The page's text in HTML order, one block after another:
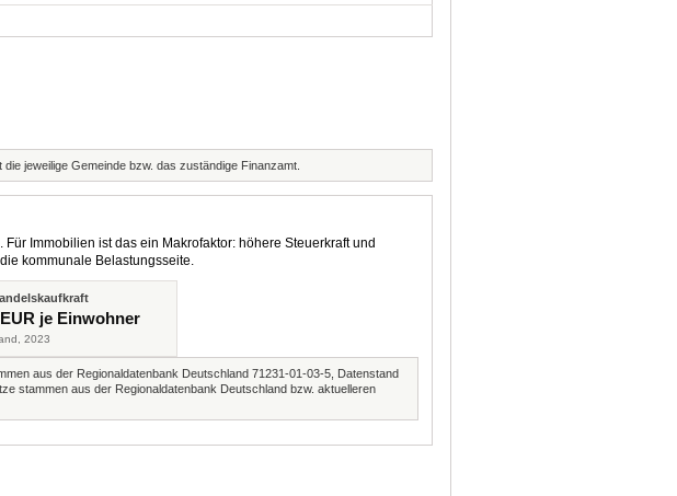
jeweilige Gemeinde bzw. das zuständige Finanzamt.
Immobilien ist das ein Makrofaktor: höhere Steuerkraft und
kommunale Belastungsseite.
je Einwohner
2023
aus der Regionaldatenbank Deutschland 71231-01-03-5, Datenstand
stammen aus der Regionaldatenbank Deutschland bzw. aktuelleren